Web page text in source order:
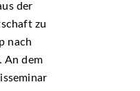
der
zu
nach
An dem